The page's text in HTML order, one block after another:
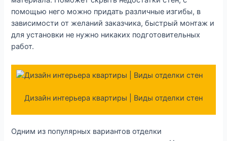
помощью него можно придать различные изгибы, в
зависимости от желаний заказчика, быстрый монтаж и
для установки не нужно никаких подготовительных
работ.
Дизайн интерьера квартиры | Виды отделки стен
Одним из популярных вариантов отделки